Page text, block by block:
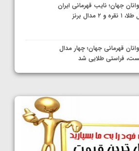
جهان؛ نایب قهرمانی ایران
قهرمانی جهان؛ چهار مدال
فراستی طلایی شد
جهان؛ رقبای نمایندگان